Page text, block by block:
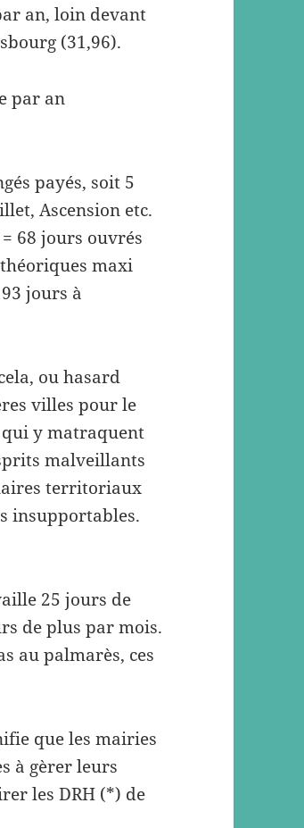
an, loin devant
(31,96).
par an
payés, soit 5
Ascension etc.
68 jours ouvrés
maxi
jours à
ou hasard
villes pour le
y matraquent
malveillants
territoriaux
insupportables.
25 jours de
de plus par mois.
au palmarès, ces
que les mairies
à gèrer leurs
les DRH (*) de